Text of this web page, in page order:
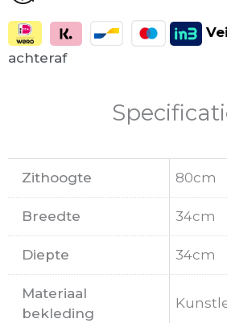
achteraf
Zithoogte 80cm
Breedte 34cm
Diepte 34cm
Materiaal
bekleding